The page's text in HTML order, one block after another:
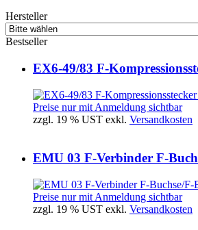
Hersteller
Bestseller
EX6-49/83 F-
Preise nur mit Anmeldung sichtbar
zzgl. 19 % UST exkl. Versandkosten
EMU 03 F-Verbinder F-
Preise nur mit Anmeldung sichtbar
zzgl. 19 % UST exkl. Versandkosten